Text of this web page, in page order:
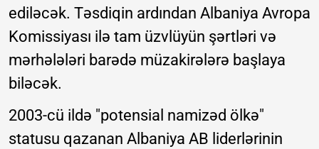
ediləcək. Təsdiqin ardından Albaniya Avropa
Komissiyası ilə tam üzvlüyün şərtləri və
mərhələləri barədə müzakirələrə başlaya
biləcək.
2003-cü ildə "potensial namizəd ölkə"
statusu qazanan Albaniya AB liderlərinin